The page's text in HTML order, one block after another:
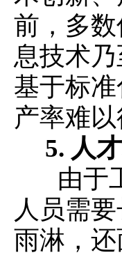
前，多
息技术
基于标
产率难以
5. 人
由于工
人员需
雨淋，